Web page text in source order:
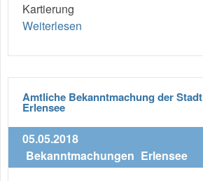
Kartierung
Weiterlesen
Amtliche Bekanntmachung der Stadt
Erlensee
05.05.2018
Bekanntmachungen Erlensee